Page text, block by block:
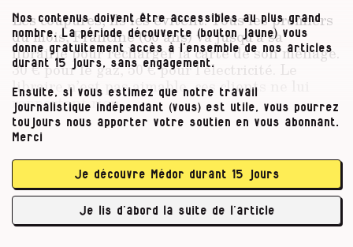
Les coupures, ils les évitent. Tous les premiers
du mois, Francine (60 ans) va jusqu’à sa
librairie pour recharger la carte de son ménage.
30 € pour le gaz, 50 € pour l’électricité. Le
libraire n’est pas aimable, ces clients ne lui
rapportent rien.
Ils n’achètent que l’accès à un droit
social (comme près d’un million de Belges). En
décembre 2019, 11,1 % des points
d’alimentation en électricité et 12,6 % des
Nos contenus doivent être accessibles au plus grand
nombre. La période découverte (bouton jaune) vous
donne gratuitement accès à l’ensemble de nos articles
durant 15 jours, sans engagement.
Ensuite, si vous estimez que notre travail
journalistique indépendant (vous) est utile, vous pourrez
toujours nous apporter votre soutien en vous abonnant.
Merci
Je découvre Médor durant 15 jours
Je lis d’abord la suite de l’article